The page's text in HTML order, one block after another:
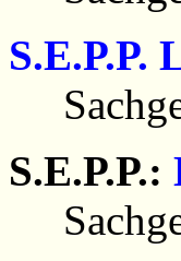
S.E.P.P.
S.E.P.P.: